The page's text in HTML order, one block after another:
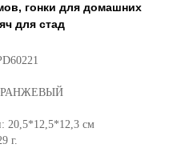
гонки для домашних
для стад
20,5*12,5*12,3 см
г.